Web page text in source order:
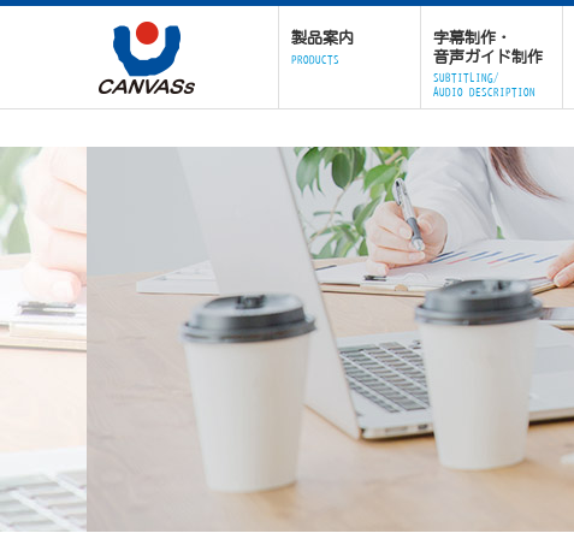
製品案内
PRODUCTS
字幕制作・
音声ガイド制作
SUBTITLING/
AUDIO DESCRIPTION